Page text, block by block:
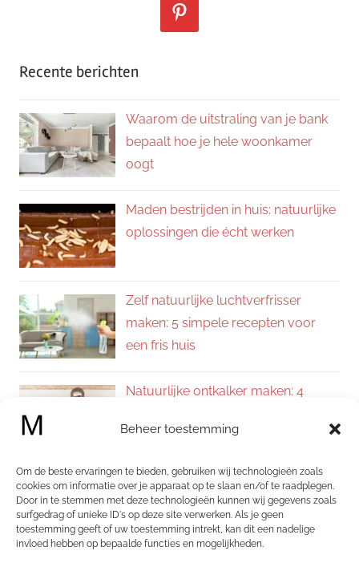
Beheer toestemming
Om de beste ervaringen te bieden, gebruiken wij technologieën zoals
cookies om informatie over je apparaat op te slaan en/of te raadplegen.
Door in te stemmen met deze technologieën kunnen wij gegevens zoals
surfgedrag of unieke ID's op deze site verwerken. Als je geen
toestemming geeft of uw toestemming intrekt, kan dit een nadelige
invloed hebben op bepaalde functies en mogelijkheden.
Recente berichten
Waarom de uitstraling van je bank
bepaalt hoe je hele woonkamer
oogt
Maden bestrijden in huis: natuurlijke
oplossingen die écht werken
Zelf natuurlijke luchtverfrisser
maken: 5 simpele recepten voor
een fris huis
Natuurlijke ontkalker maken: 4
kalkvrij huis
Zelf allesreiniger maken: 4
natuurlijke recepten voor een
schoon en fris huis